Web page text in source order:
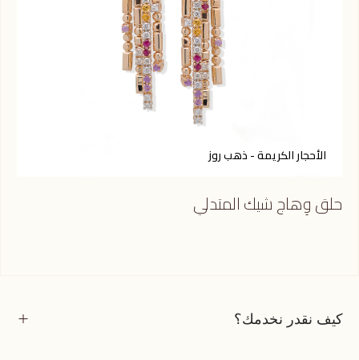
الأحجار الكريمة - ذهب روز
حلق وِهاج شيك المتدلي
كيف نقدر نخدمك؟